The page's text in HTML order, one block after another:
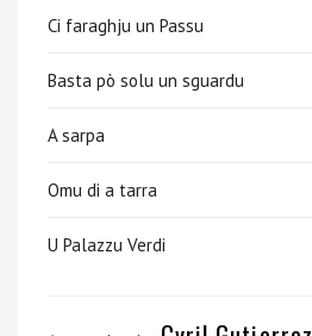
Ci faraghju un Passu
Basta pò solu un sguardu
A sarpa
Omu di a tarra
U Palazzu Verdi